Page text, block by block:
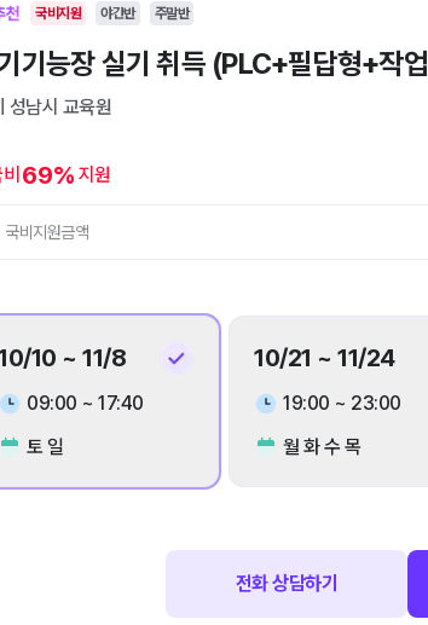
국비지원 야간반 주말반
기능장 실기 취득 (PLC+필답형+작
성남시 교육원
69% 지원
국비지원금액
10 ~ 11/8
09:00 ~ 17:40
토 일
10/21 ~ 11/24
19:00 ~ 23:00
월 화 수 목
전화 상담하기